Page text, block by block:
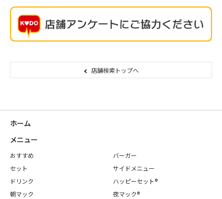
店舗検索トップへ
ホーム
メニュー
おすすめ
バーガー
セット
サイドメニュー
ドリンク
ハッピーセット®
朝マック
夜マック®